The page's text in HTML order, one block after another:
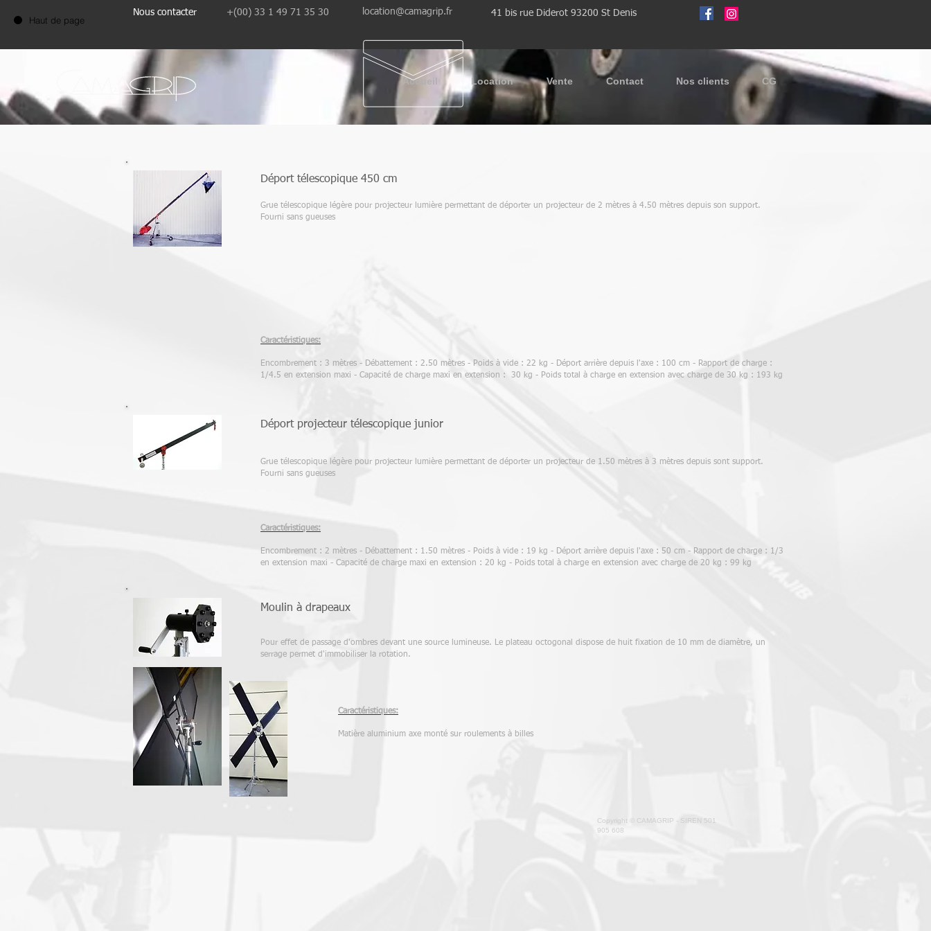
Accueil Location Vente Contact Nos clients CG
Nous contacter +(00) 33 1 49 71 35 30 location@camagrip.fr 41 bis rue Diderot 93200 St Denis
Haut de page
Déport télescopique 450 cm
Grue télescopique légère pour projecteur lumière permettant de déporter un projecteur de 2 mètres à 4.50 mètres depuis son support.
Fourni sans gueuses
Caractéristiques:
Encombrement : 3 mètres - Débattement : 2.50 mètres - Poids à vide : 22 kg - Déport arrière depuis l'axe : 100 cm - Rapport de charge :
1/4.5 en extension maxi - Capacité de charge maxi en extension : 30 kg - Poids total à charge en extension avec charge de 30 kg : 193 kg
Déport projecteur télescopique junior
Grue télescopique légère pour projecteur lumière permettant de déporter un projecteur de 1.50 mètres à 3 mètres depuis sont support.
Fourni sans gueuses
Caractéristiques:
Encombrement : 2 mètres - Débattement : 1.50 mètres - Poids à vide : 19 kg - Déport arrière depuis l'axe : 50 cm - Rapport de charge : 1/3
en extension maxi - Capacité de charge maxi en extension : 20 kg - Poids total à charge en extension avec charge de 20 kg : 99 kg
Moulin à drapeaux
Pour effet de passage d'ombres devant une source lumineuse. Le plateau octogonal dispose de huit fixation de 10 mm de diamètre, un
serrage permet d'immobiliser la rotation.
Caractéristiques:
Matière aluminium axe monté sur roulements à billes
Copyright © CAMAGRIP - SIREN 501
905 608